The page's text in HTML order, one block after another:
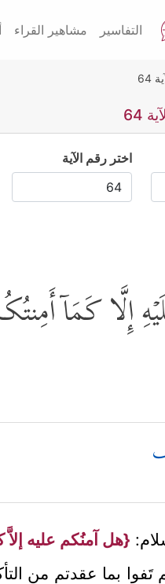
التفاسير مشاهير القراء
64
اختر رقم الآية
إِلَّا كَمَاۤ
{هل آمنُكم عليه
بما عقدتم من